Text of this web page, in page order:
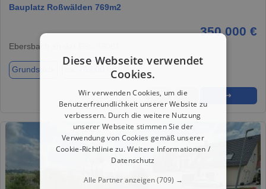
Bauplatz Roßwälden 769m2
350.000 €
Ebersbach an der Fils, 73061
Grundstück ca. 769,00 m²
★ ➦ ➜
Diese Webseite verwendet
Cookies.
Wir verwenden Cookies, um die
Benutzerfreundlichkeit unserer Website zu
verbessern. Durch die weitere Nutzung
unserer Webseite stimmen Sie der
Verwendung von Cookies gemäß unserer
Cookie-Richtlinie zu.Weitere Informationen /
Datenschutz
Alle Partner anzeigen(709) →